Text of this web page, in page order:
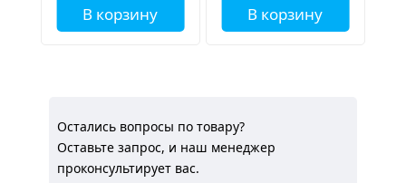
В корзину В корзину
Остались вопросы по товару?
Оставьте запрос, и наш менеджер
проконсультирует вас.